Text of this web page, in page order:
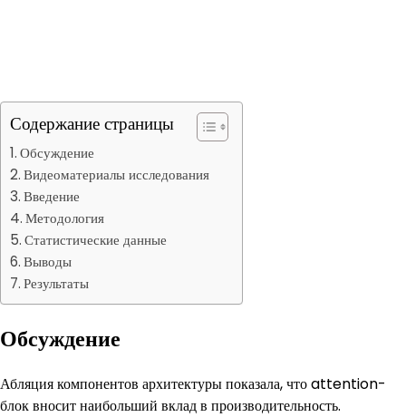
Содержание страницы
Обсуждение
Видеоматериалы исследования
Введение
Методология
Статистические данные
Выводы
Результаты
Обсуждение
Абляция компонентов архитектуры показала, что attention-
блок вносит наибольший вклад в производительность.